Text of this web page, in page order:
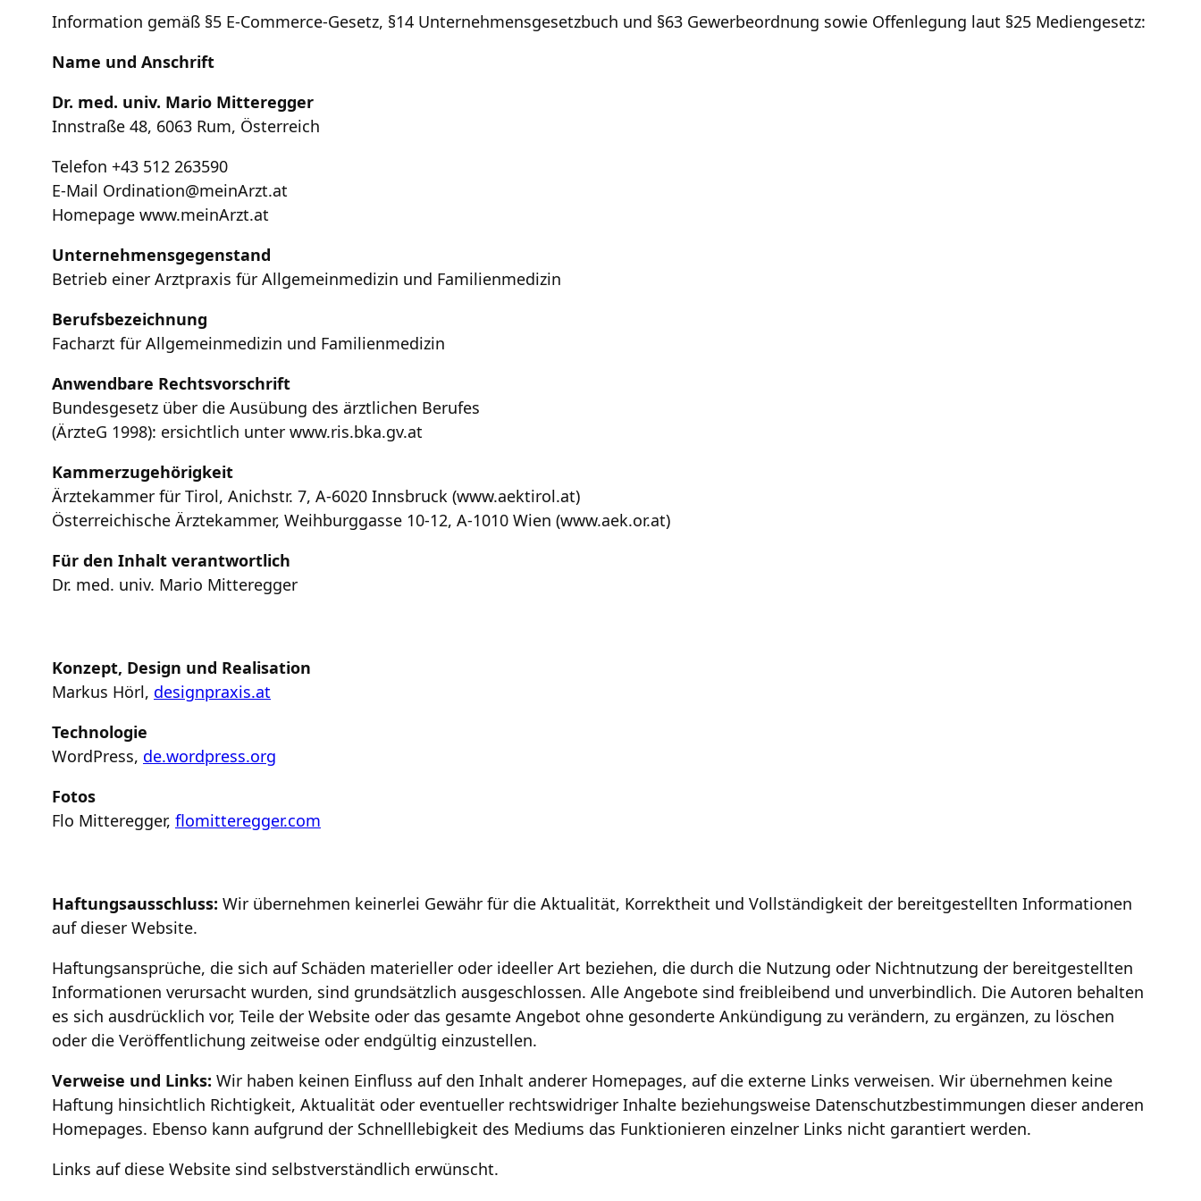
Information gemäß §5 E-Commerce-Gesetz, §14 Unternehmensgesetzbuch und §63 Gewerbeordnung sowie Offenlegung laut §25 Mediengesetz:
Name und Anschrift
Dr. med. univ. Mario Mitteregger
Innstraße 48, 6063 Rum, Österreich
Telefon +43 512 263590
E-Mail Ordination@meinArzt.at
Homepage www.meinArzt.at
Unternehmensgegenstand
Betrieb einer Arztpraxis für Allgemeinmedizin und Familienmedizin
Berufsbezeichnung
Facharzt für Allgemeinmedizin und Familienmedizin
Anwendbare Rechtsvorschrift
Bundesgesetz über die Ausübung des ärztlichen Berufes
(ÄrzteG 1998): ersichtlich unter www.ris.bka.gv.at
Kammerzugehörigkeit
Ärztekammer für Tirol, Anichstr. 7, A-6020 Innsbruck (www.aektirol.at)
Österreichische Ärztekammer, Weihburggasse 10-12, A-1010 Wien (www.aek.or.at)
Für den Inhalt verantwortlich
Dr. med. univ. Mario Mitteregger
Konzept, Design und Realisation
Markus Hörl, designpraxis.at
Technologie
WordPress, de.wordpress.org
Fotos
Flo Mitteregger, flomitteregger.com
Haftungsausschluss: Wir übernehmen keinerlei Gewähr für die Aktualität, Korrektheit und Vollständigkeit der bereitgestellten Informationen
auf dieser Website.
Haftungsansprüche, die sich auf Schäden materieller oder ideeller Art beziehen, die durch die Nutzung oder Nichtnutzung der bereitgestellten
Informationen verursacht wurden, sind grundsätzlich ausgeschlossen. Alle Angebote sind freibleibend und unverbindlich. Die Autoren behalten
es sich ausdrücklich vor, Teile der Website oder das gesamte Angebot ohne gesonderte Ankündigung zu verändern, zu ergänzen, zu löschen
oder die Veröffentlichung zeitweise oder endgültig einzustellen.
Verweise und Links: Wir haben keinen Einfluss auf den Inhalt anderer Homepages, auf die externe Links verweisen. Wir übernehmen keine
Haftung hinsichtlich Richtigkeit, Aktualität oder eventueller rechtswidriger Inhalte beziehungsweise Datenschutzbestimmungen dieser anderen
Homepages. Ebenso kann aufgrund der Schnelllebigkeit des Mediums das Funktionieren einzelner Links nicht garantiert werden.
Links auf diese Website sind selbstverständlich erwünscht.